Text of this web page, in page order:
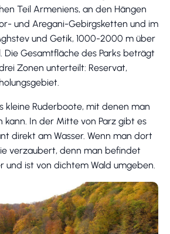
Teil Armeniens, an den Hängen
und Aregani-Gebirgsketten und im
und Getik, 1000-2000 m über
Die Gesamtfläche des Parks beträgt
Zonen unterteilt: Reservat,
kleine Ruderboote, mit denen man
kann. In der Mitte von Parz gibt es
direkt am Wasser. Wenn man dort
verzaubert, denn man befindet
und ist von dichtem Wald umgeben.